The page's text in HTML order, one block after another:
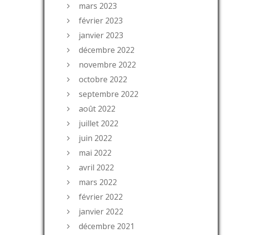
mars 2023
février 2023
janvier 2023
décembre 2022
novembre 2022
octobre 2022
septembre 2022
août 2022
juillet 2022
juin 2022
mai 2022
avril 2022
mars 2022
février 2022
janvier 2022
décembre 2021